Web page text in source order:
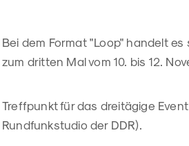
Bei dem Format "Loop" handelt
zum dritten Mal vom 10. bis 12.
Treffpunkt für das dreitägige
Rundfunkstudio der DDR).